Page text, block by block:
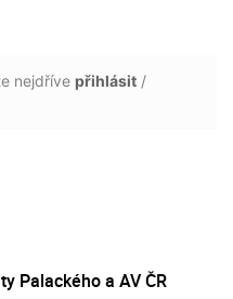
nejdříve přihlásit /
Palackého a AV ČR